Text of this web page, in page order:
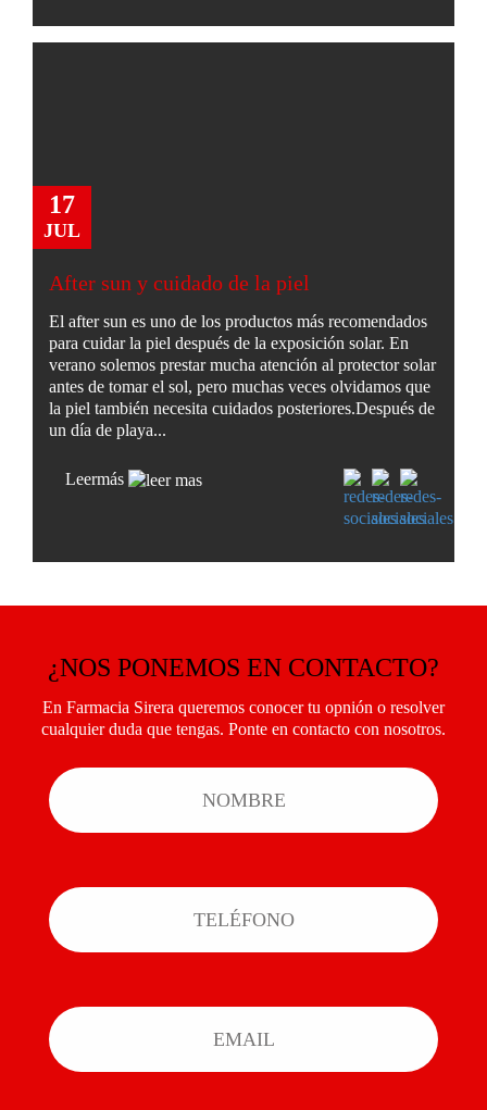
17
JUL
After sun y cuidado de la piel
El after sun es uno de los productos más recomendados
para cuidar la piel después de la exposición solar. En
verano solemos prestar mucha atención al protector solar
antes de tomar el sol, pero muchas veces olvidamos que
la piel también necesita cuidados posteriores.Después de
un día de playa...
Leermás
¿NOS PONEMOS EN CONTACTO?
En Farmacia Sirera queremos conocer tu opnión o resolver
cualquier duda que tengas. Ponte en contacto con nosotros.